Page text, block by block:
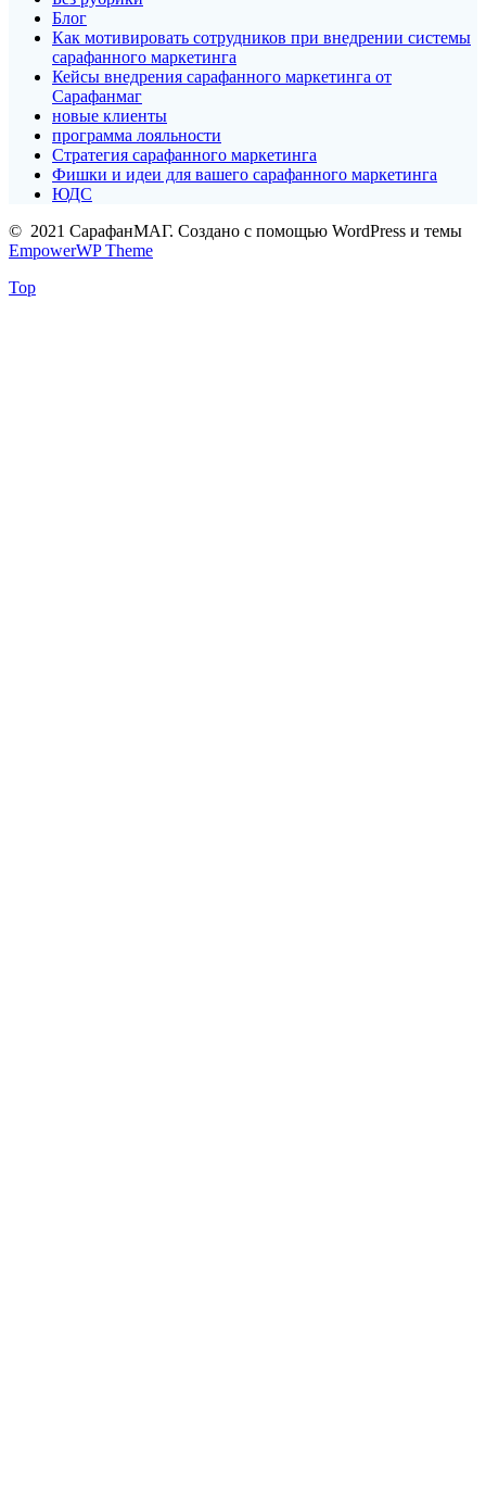
Блог
Как мотивировать сотрудников при внедрении системы
сарафанного маркетинга
Кейсы внедрения сарафанного маркетинга от
Сарафанмаг
новые клиенты
программа лояльности
Стратегия сарафанного маркетинга
Фишки и идеи для вашего сарафанного маркетинга
ЮДС
© 2021 СарафанМАГ. Создано с помощью WordPress и темы
EmpowerWP Theme
Top